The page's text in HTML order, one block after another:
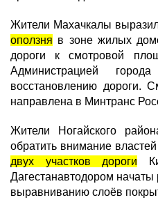
Жители Махачкалы
оползня в зоне жилых
дороги к смотровой
Администрацией
восстановлению дороги.
направлена в Минтранс
Жители Ногайского
обратить внимание
двух участков дороги
Дагестанавтодором
выравниванию слоёв